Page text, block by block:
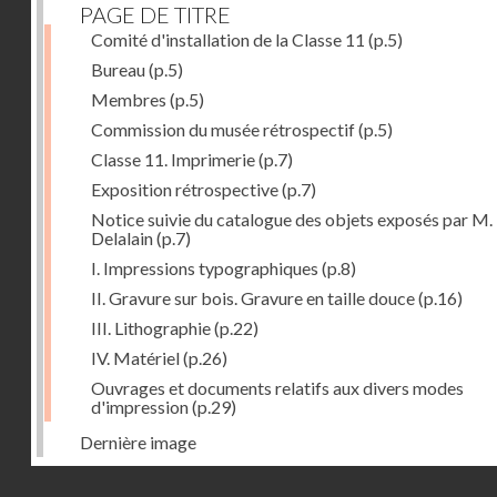
PAGE DE TITRE
Comité d'installation de la Classe 11 (p.5)
Bureau(p.5)
Membres (p.5)
Commission du musée rétrospectif(p.5)
Classe 11. Imprimerie(p.7)
Exposition rétrospective(p.7)
Notice suivie du catalogue des objets exposés par M.
Delalain(p.7)
I. Impressions typographiques (p.8)
II. Gravure sur bois. Gravure en taille douce(p.16)
III. Lithographie(p.22)
IV. Matériel(p.26)
Ouvrages et documents relatifs aux divers modes
d'impression(p.29)
Dernière image